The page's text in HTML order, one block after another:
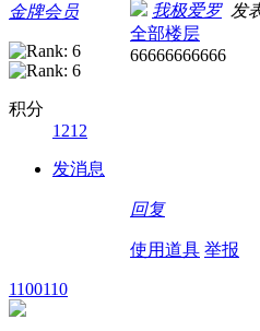
金牌会员
积分
1212
发消息
我极爱罗发表
全部楼层
66666666666
回复
使用道具 举报
1100110